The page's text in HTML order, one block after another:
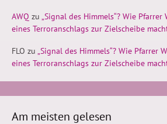
AWQ zu „Signal des Himmels“? Wie
eines Terroranschlags zur Zielscheibe
FLO zu „Signal des Himmels“? Wie Pfarrer
eines Terroranschlags zur Zielscheibe
Am meisten gelesen